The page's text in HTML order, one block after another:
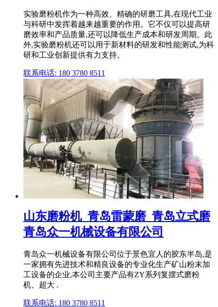
实验磨粉机作为一种高效、精确的研磨工具,在现代工业
与科研中发挥着越来越重要的作用。它不仅可以提高研
磨效率和产品质量,还可以降低生产成本和研发周期。此
外,实验磨粉机还可以用于新材料的研发和性能测试,为科
研和工业创新提供有力支持。
联系电话: 180 3780 8511
山东磨粉机_青岛雷蒙磨_青岛立式磨
青岛众一机械设备有限公司
青岛众一机械设备有限公司位于景色宜人的胶东半岛,是
一家拥有先进技术和精良设备的专业化生产矿山粉末加
工设备的企业,本公司主要产品有ZY系列复摆式磨粉
机、超大 .
联系电话: 180 3780 8511